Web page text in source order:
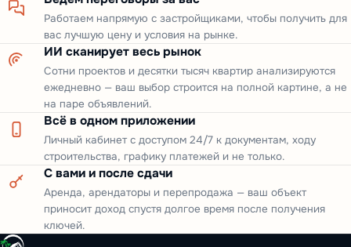
Работаем напрямую с застройщиками, чтобы получить для
вас лучшую цену и условия на рынке.
ИИ сканирует весь рынок
Сотни проектов и десятки тысяч квартир анализируются
ежедневно — ваш выбор строится на полной картине, а не
на паре объявлений.
Всё в одном приложении
Личный кабинет с доступом 24/7 к документам, ходу
строительства, графику платежей и не только.
С вами и после сдачи
Аренда, арендаторы и перепродажа — ваш объект
приносит доход спустя долгое время после получения
ключей.